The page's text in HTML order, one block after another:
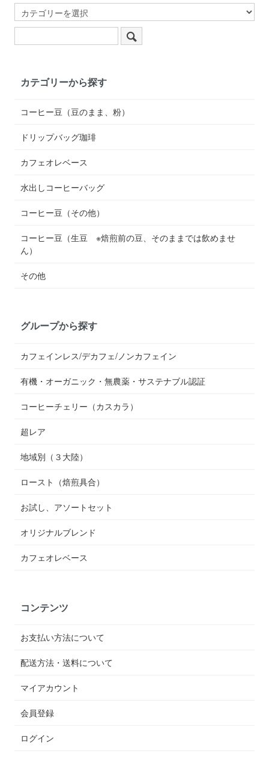
カテゴリーから探す
コーヒー豆（豆のまま、粉）
ドリップバッグ珈琲
カフェオレベース
水出しコーヒーバッグ
コーヒー豆（その他）
コーヒー豆（生豆 ※焙煎前の豆、そのままでは飲めませ
ん）
その他
グループから探す
カフェインレス/デカフェ/ノンカフェイン
有機・オーガニック・無農薬・サステナブル認証
コーヒーチェリー（カスカラ）
超レア
地域別（３大陸）
ロースト（焙煎具合）
お試し、アソートセット
オリジナルブレンド
カフェオレベース
コンテンツ
お支払い方法について
配送方法・送料について
マイアカウント
会員登録
ログイン